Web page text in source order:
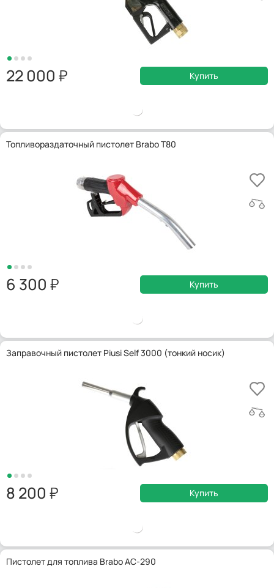
22 000 Купить
Топливораздаточный пистолет Brabo T80
6 300 Купить
Заправочный пистолет Piusi Self 3000 (тонкий носик)
8 200 Купить
Пистолет для топлива Brabo AC-290